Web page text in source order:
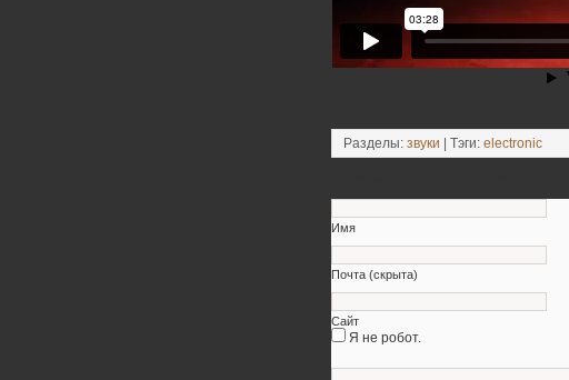
Разделы: звуки | Тэги: electronic
Имя
Почта (скрыта)
Сайт
Я не робот.